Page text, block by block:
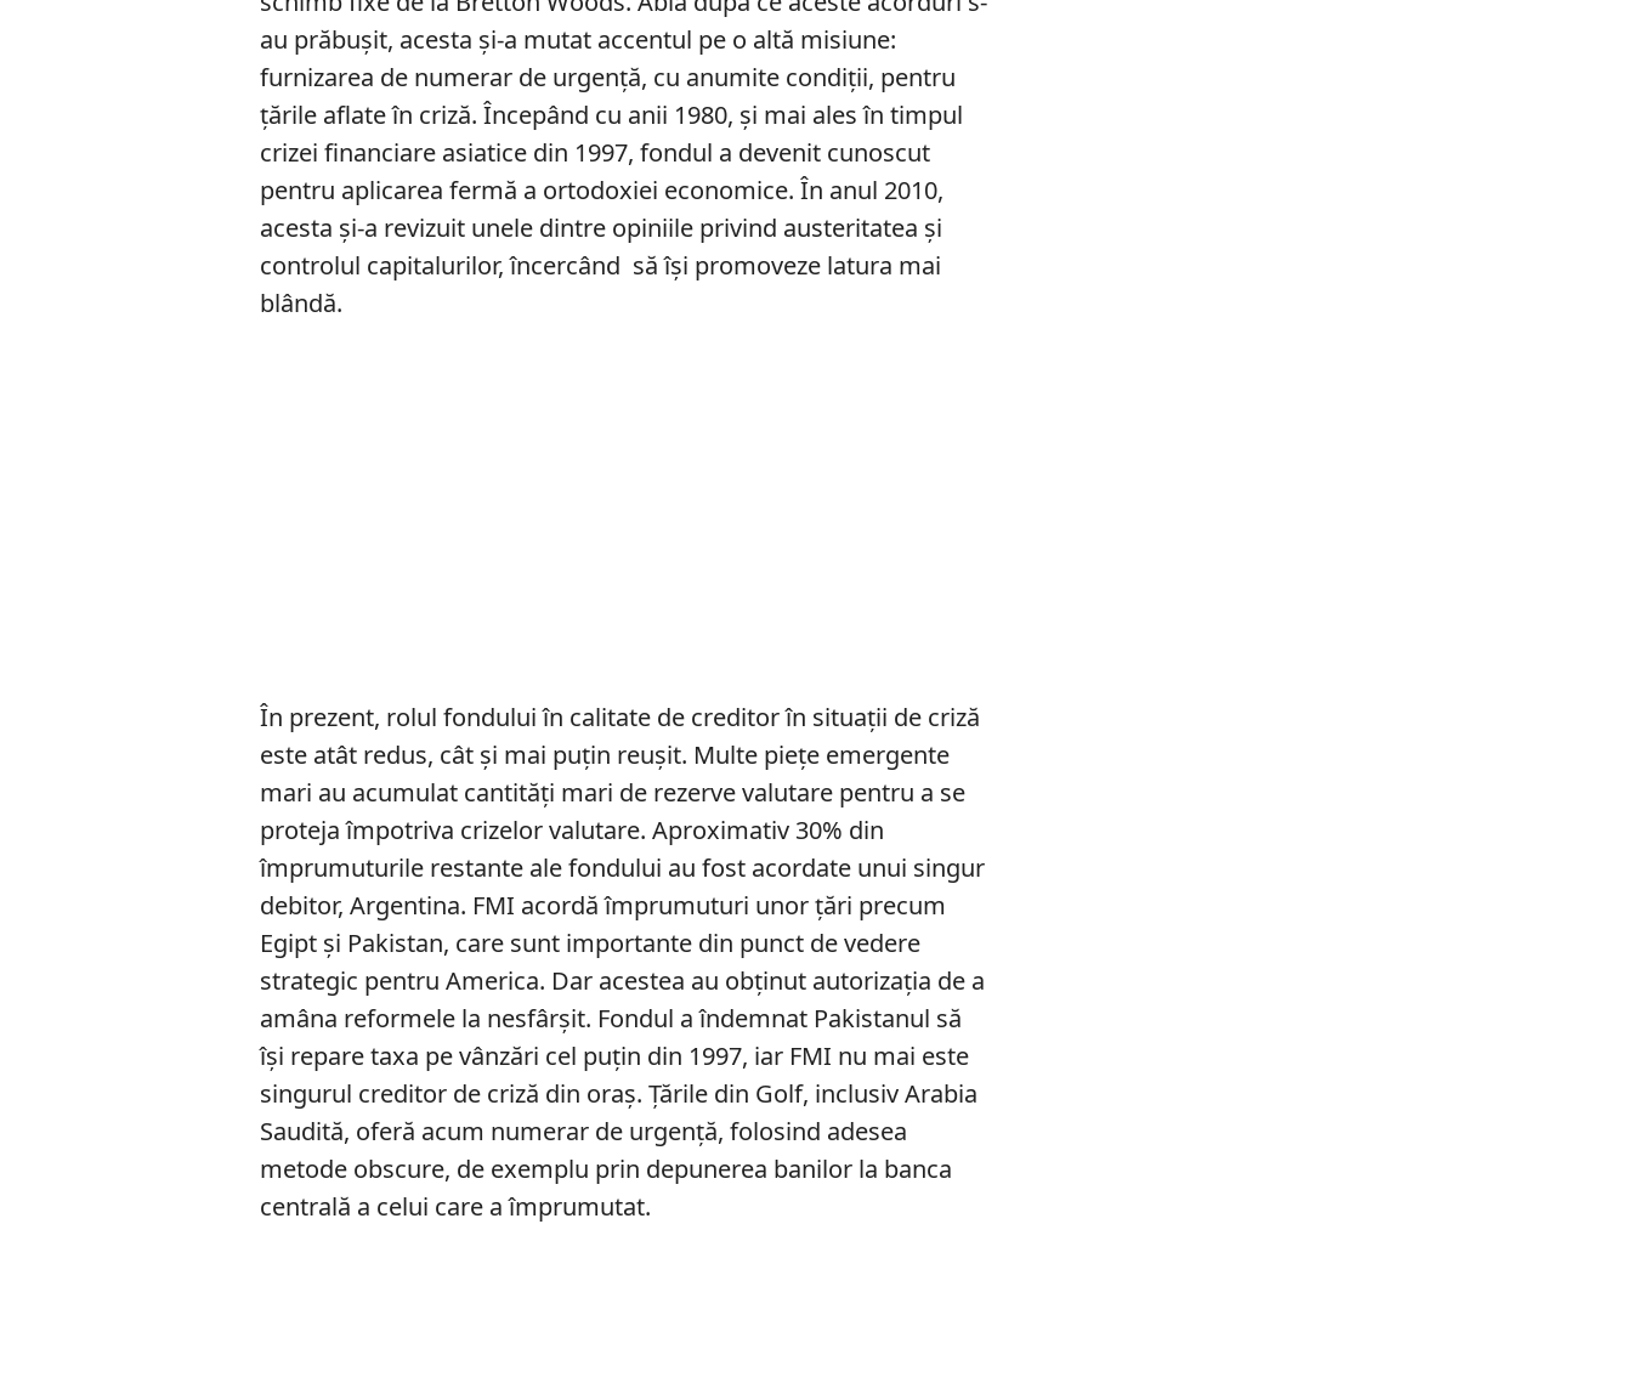
au prăbușit, acesta și-a mutat accentul pe o altă misiune:
furnizarea de numerar de urgență, cu anumite condiții, pentru
țările aflate în criză. Începând cu anii 1980, și mai ales în timpul
crizei financiare asiatice din 1997, fondul a devenit cunoscut
pentru aplicarea fermă a ortodoxiei economice. În anul 2010,
acesta și-a revizuit unele dintre opiniile privind austeritatea și
controlul capitalurilor, încercând să își promoveze latura mai
blândă.
În prezent, rolul fondului în calitate de creditor în situații de criză
este atât redus, cât și mai puțin reușit. Multe piețe emergente
mari au acumulat cantități mari de rezerve valutare pentru a se
proteja împotriva crizelor valutare. Aproximativ 30% din
împrumuturile restante ale fondului au fost acordate unui singur
debitor, Argentina. FMI acordă împrumuturi unor țări precum
Egipt și Pakistan, care sunt importante din punct de vedere
strategic pentru America. Dar acestea au obținut autorizația de a
amâna reformele la nesfârșit. Fondul a îndemnat Pakistanul să
își repare taxa pe vânzări cel puțin din 1997, iar FMI nu mai este
singurul creditor de criză din oraș. Țările din Golf, inclusiv Arabia
Saudită, oferă acum numerar de urgență, folosind adesea
metode obscure, de exemplu prin depunerea banilor la banca
centrală a celui care a împrumutat.